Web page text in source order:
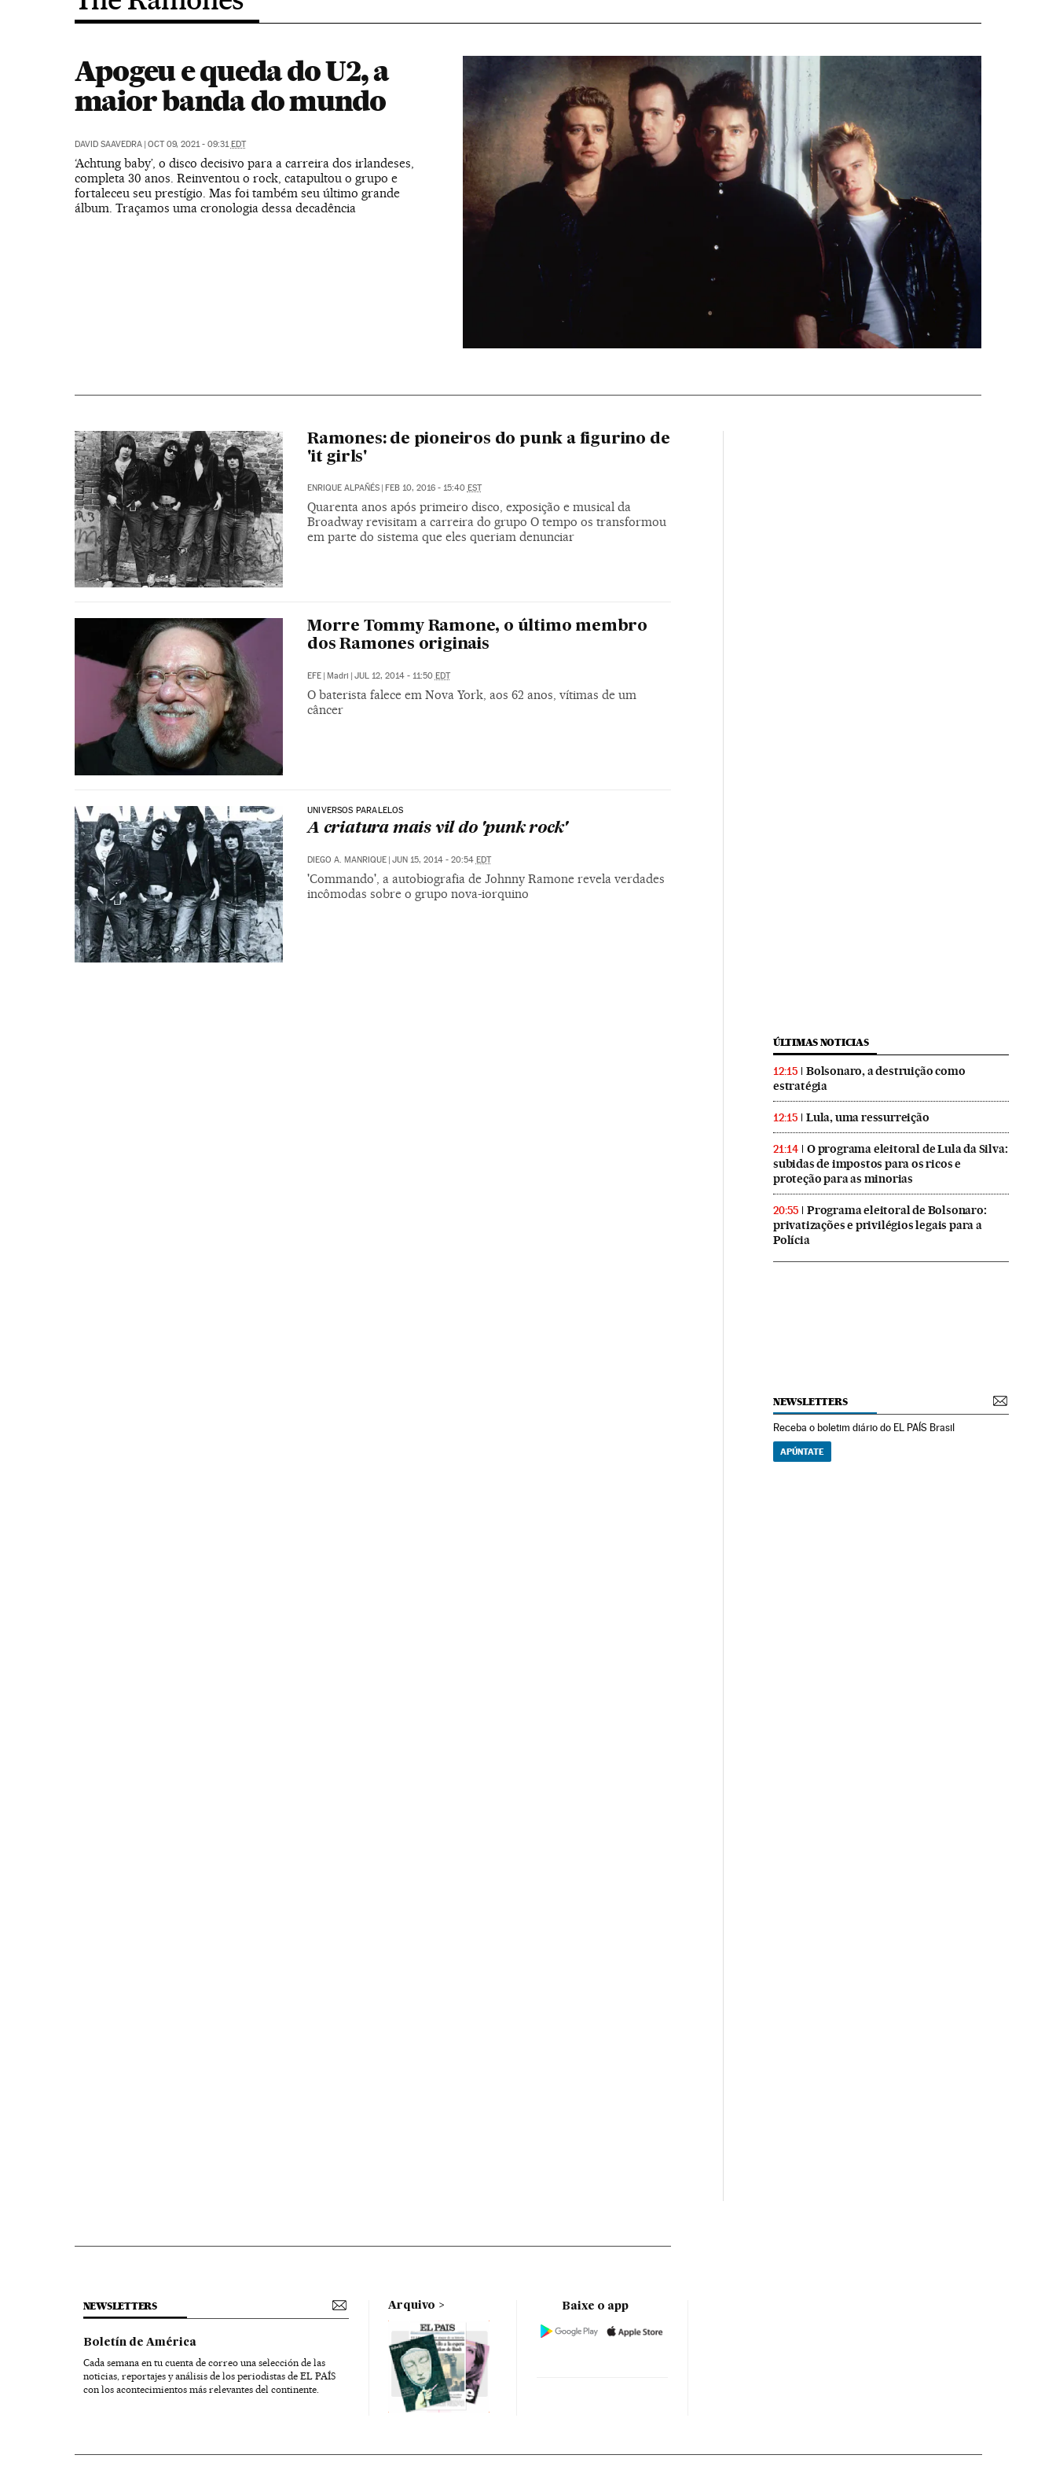
Apogeu e queda do U2, a
maior banda do mundo
DAVID SAAVEDRA | OCT 09, 2021 - 09:31EDT
‘Achtung baby’, o disco decisivo para a carreira dos irlandeses,
completa 30 anos. Reinventou o rock, catapultou o grupo e
fortaleceu seu prestígio. Mas foi também seu último grande
álbum. Traçamos uma cronologia dessa decadência
Ramones: de pioneiros do punk a figurino de
'it girls'
ENRIQUE ALPAÑÉS | FEB 10, 2016 - 15:40 EST
Quarenta anos após primeiro disco, exposição e musical da
Broadway revisitam a carreira do grupo O tempo os transformou
em parte do sistema que eles queriam denunciar
Morre Tommy Ramone, o último membro
dos Ramones originais
EFE | Madri | JUL 12, 2014 - 11:50 EDT
O baterista falece em Nova York, aos 62 anos, vítimas de um
câncer
UNIVERSOS PARALELOS
A criatura mais vil do 'punk rock'
DIEGO A. MANRIQUE | JUN 15, 2014 - 20:54 EDT
'Commando', a autobiografia de Johnny Ramone revela verdades
incômodas sobre o grupo nova-iorquino
ÚLTIMAS NOTICIAS
12:15
Bolsonaro, a destruição como
estratégia
12:15 Lula, uma ressurreição
21:14
O programa eleitoral de Lula da Silva:
subidas de impostos para os ricos e
proteção para as minorias
20:55
Programa eleitoral de Bolsonaro:
privatizações e privilégios legais para a
Polícia
NEWSLETTERS
Receba o boletim diário do EL PAÍS Brasil
APÚNTATE
NEWSLETTERS
Boletín de América
Cada semana en tu cuenta de correo una selección de las
noticias, reportajes y análisis de los periodistas de EL PAÍS
con los acontecimientos más relevantes del continente.
Arquivo Baixe o app